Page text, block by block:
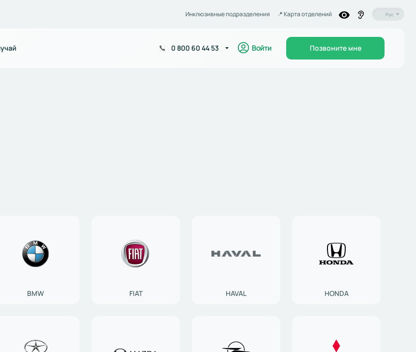
Инклюзивные подразделения 📍️ Карта отделений Рус
0 800 60 44 53 Войти Позвоните мне
BMW FIAT HAVAL HONDA